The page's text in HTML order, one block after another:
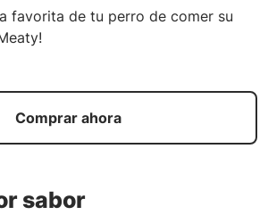
favorita de tu perro de comer su
Comprar ahora
sabor